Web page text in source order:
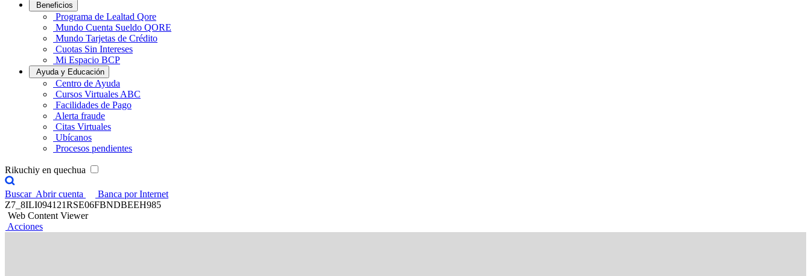
Beneficios
Programa de Lealtad Qore
Mundo Cuenta Sueldo QORE
Mundo Tarjetas de Crédito
Cuotas Sin Intereses
Mi Espacio BCP
Ayuda y Educación
Centro de Ayuda
Cursos Virtuales ABC
Facilidades de Pago
Alerta fraude
Citas Virtuales
Ubícanos
Procesos pendientes
Rikuchiy en quechua
Buscar Abrir cuenta
Banca por Internet
Z7_8ILI094121RSE06FBNDBEEH985
Web Content Viewer
Acciones